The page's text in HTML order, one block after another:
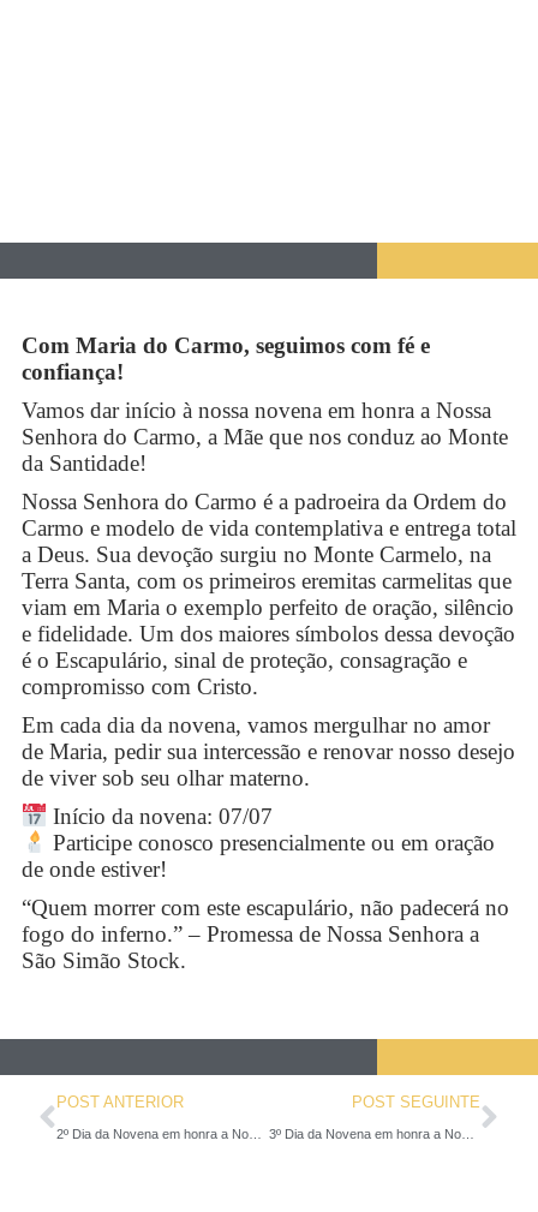
Com Maria do Carmo, seguimos com fé e
confiança!
Vamos dar início à nossa novena em honra a Nossa
Senhora do Carmo, a Mãe que nos conduz ao Monte
da Santidade!
Nossa Senhora do Carmo é a padroeira da Ordem do
Carmo e modelo de vida contemplativa e entrega total
a Deus. Sua devoção surgiu no Monte Carmelo, na
Terra Santa, com os primeiros eremitas carmelitas que
viam em Maria o exemplo perfeito de oração, silêncio
e fidelidade. Um dos maiores símbolos dessa devoção
é o Escapulário, sinal de proteção, consagração e
compromisso com Cristo.
Em cada dia da novena, vamos mergulhar no amor
de Maria, pedir sua intercessão e renovar nosso desejo
de viver sob seu olhar materno.
Início da novena: 07/07
Participe conosco presencialmente ou em oração
de onde estiver!
“Quem morrer com este escapulário, não padecerá no
fogo do inferno.” – Promessa de Nossa Senhora a
São Simão Stock.
POST ANTERIOR
2º Dia da Novena em honra a Nossa Senhora do Carmo
POST SEGUINTE
3º Dia da Novena em honra a Nossa Senhora do Carmo